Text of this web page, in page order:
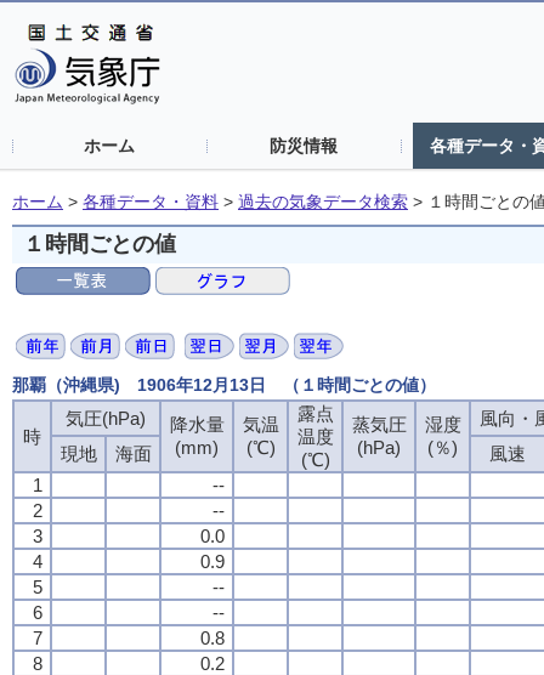
ホーム 防災情報 各種データ・
ホーム > 各種データ・資料 > 過去の気象データ検索 > １時間ごとの
１時間ごとの値
那覇（沖縄県) 1906年12月13日 （１時間ごとの値）
時
気圧(hPa)
降水量
(mm)
気温
(℃)
露点
温度
(℃)
蒸気圧
(hPa)
湿度
(％)
風向・
現地
海面
風速
1
--
2
--
3
0.0
4
0.9
5
--
6
--
7
0.8
8
0.2